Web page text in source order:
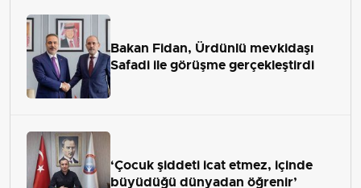
Bakan Fidan, Ürdünlü mevkidaşı
Safadi ile görüşme gerçekleştirdi
‘Çocuk şiddeti icat etmez, içinde
büyüdüğü dünyadan öğrenir’